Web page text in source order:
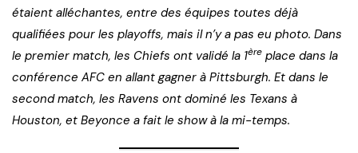
étaient alléchantes, entre des équipes toutes déjà
qualifiées pour les playoffs, mais il n’y a pas eu photo. Dans
le premier match, les Chiefs ont validé la 1ère place dans la
conférence AFC en allant gagner à Pittsburgh. Et dans le
second match, les Ravens ont dominé les Texans à
Houston, et Beyonce a fait le show à la mi-temps.